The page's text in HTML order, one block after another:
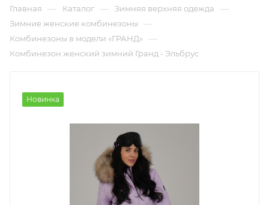
Главная — Каталог — Зимняя верхняя одежда —
Зимние женские комбинезоны —
Комбинезоны в модели «ГРАНД» —
Комбинезон женский зимний Гранд - Эльбрус
Новинка